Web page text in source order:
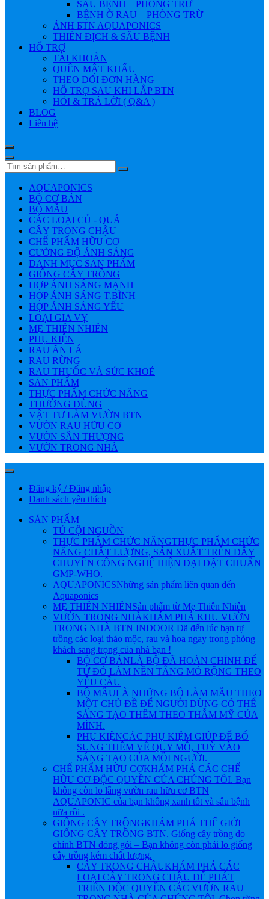
SÂU BỆNH – PHÒNG TRỪ
BỆNH Ở RAU – PHÒNG TRỪ
ẢNH БTN AQUAPONICS
THIÊN ĐỊCH & SÂU BỆNH
HỔ TRỢ
TÀI KHOẢN
QUÊN MẬT KHẨU
THEO DÕI ĐƠN HÀNG
HỔ TRỢ SAU KHI LẮP BTN
HỎI & TRẢ LỜI ( Q&A )
BLOG
Liên hệ
AQUAPONICS
BỘ CƠ BẢN
BỘ MẪU
CÁC LOẠI CỦ - QUẢ
CÂY TRONG CHẬU
CHẾ PHẨM HỮU CƠ
CƯỜNG ĐỘ ÁNH SÁNG
DANH MỤC SẢN PHẨM
GIỐNG CÂY TRỒNG
HỢP ÁNH SÁNG MẠNH
HỢP ÁNH SÁNG T.BÌNH
HỢP ÁNH SÁNG YẾU
LOẠI GIA VỴ
MẸ THIÊN NHIÊN
PHỤ KIỆN
RAU ĂN LÁ
RAU RỪNG
RAU THUỐC VÀ SỨC KHOẺ
SẢN PHẨM
THỰC PHẨM CHỨC NĂNG
THƯỜNG DÙNG
VẬT TƯ LÀM VƯỜN BTN
VƯỜN RAU HỮU CƠ
VƯỜN SÂN THƯỢNG
VƯỜN TRONG NHÀ
Đăng ký / Đăng nhập
Danh sách yêu thích
SẢN PHẨM
TỦ CỘI NGUỒN
THỰC PHẨM CHỨC NĂNGTHỰC PHẨM CHỨC
NĂNG CHẤT LƯỢNG, SẢN XUẤT TRÊN DÂY
CHUYỀN CÔNG NGHỆ HIỆN ĐẠI ĐẶT CHUẨN
GMP-WHO.
AQUAPONICSNhững sản phẩm liên quan đến
Aquaponics
MẸ THIÊN NHIÊNSản phẩm từ Mẹ Thiên Nhiên
VƯỜN TRONG NHÀKHÁM PHÁ KHU VƯỜN
TRONG NHÀ BTN INDOOR Đã đến lúc bạn tự
trồng các loại thảo mộc, rau và hoa ngay trong phòng
khách sang trọng của nhà bạn !
BỘ CƠ BẢNLÀ BỘ ĐÃ HOÀN CHỈNH ĐỂ
TỪ ĐÓ LÀM NỀN TẲNG MỎ RỘNG THEO
YÊU CẦU
BỘ MẪULÀ NHỮNG BỘ LÀM MẪU THEO
MỘT CHỦ ĐỀ ĐỂ NGƯỜI DÙNG CÓ THỂ
SÁNG TẠO THÊM THEO THẪM MỸ CỦA
MÌNH.
PHỤ KIỆNCÁC PHỤ KIỆM GIÚP ĐỂ BỔ
SUNG THÊM VỀ QUY MÔ, TUỲ VÀO
SÁNG TẠO CỦA MỖI NGƯỜI.
CHẾ PHẨM HỮU CƠKHÁM PHÁ CÁC CHẾ
HỮU CƠ ĐỘC QUYỀN CỦA CHÚNG TÔI. Bạn
không còn lo lắng vườn rau hữu cơ BTN
AQUAPONIC của bạn không xanh tốt và sâu bệnh
nữa rồi .
GIỐNG CÂY TRỒNGKHÁM PHÁ THẾ GIỚI
GIỐNG CÂY TRỒNG BTN. Giống cây trồng do
chính BTN đóng gói – Bạn không còn phải lo giống
cây trồng kém chất lượng.
CÂY TRONG CHẬUKHÁM PHÁ CÁC
LOẠI CÂY TRONG CHẬU ĐỂ PHÁT
TRIỂN ĐỘC QUYỀN CÁC VƯỜN RAU